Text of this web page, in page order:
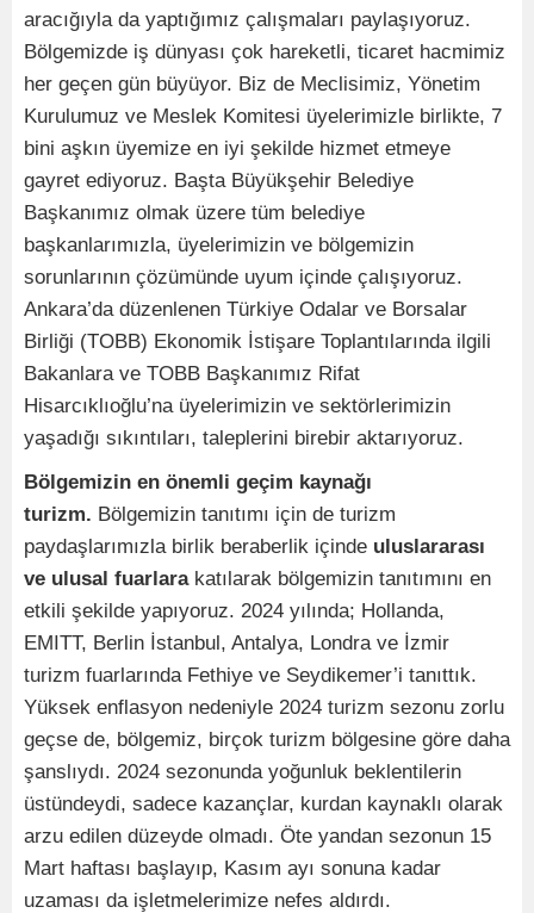
aracığıyla da yaptığımız çalışmaları paylaşıyoruz.
Bölgemizde iş dünyası çok hareketli, ticaret hacmimiz
her geçen gün büyüyor. Biz de Meclisimiz, Yönetim
Kurulumuz ve Meslek Komitesi üyelerimizle birlikte, 7
bini aşkın üyemize en iyi şekilde hizmet etmeye
gayret ediyoruz. Başta Büyükşehir Belediye
Başkanımız olmak üzere tüm belediye
başkanlarımızla, üyelerimizin ve bölgemizin
sorunlarının çözümünde uyum içinde çalışıyoruz.
Ankara’da düzenlenen Türkiye Odalar ve Borsalar
Birliği (TOBB) Ekonomik İstişare Toplantılarında ilgili
Bakanlara ve TOBB Başkanımız Rifat
Hisarcıklıoğlu’na üyelerimizin ve sektörlerimizin
yaşadığı sıkıntıları, taleplerini birebir aktarıyoruz.
Bölgemizin en önemli geçim kaynağı
turizm. Bölgemizin tanıtımı için de turizm
paydaşlarımızla birlik beraberlik içinde uluslararası
ve ulusal fuarlarakatılarak bölgemizin tanıtımını en
etkili şekilde yapıyoruz. 2024 yılında; Hollanda,
EMITT, Berlin İstanbul, Antalya, Londra ve İzmir
turizm fuarlarında Fethiye ve Seydikemer’i tanıttık.
Yüksek enflasyon nedeniyle 2024 turizm sezonu zorlu
geçse de, bölgemiz, birçok turizm bölgesine göre daha
şanslıydı. 2024 sezonunda yoğunluk beklentilerin
üstündeydi, sadece kazançlar, kurdan kaynaklı olarak
arzu edilen düzeyde olmadı. Öte yandan sezonun 15
Mart haftası başlayıp, Kasım ayı sonuna kadar
uzaması da işletmelerimize nefes aldırdı.